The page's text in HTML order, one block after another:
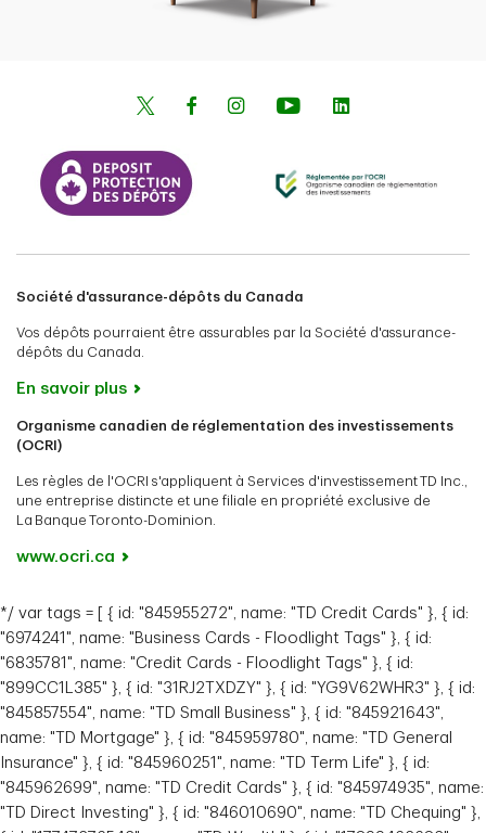
Société d'assurance-dépôts du Canada
Vos dépôts pourraient être assurables par la Société d'assurance-
dépôts du Canada.
En savoir plus
Organisme canadien de réglementation des investissements
(OCRI)
Les règles de l'OCRI s'appliquent à Services d'investissement TD Inc.,
une entreprise distincte et une filiale en propriété exclusive de
La Banque Toronto-Dominion.
www.ocri.ca
*/ var tags = [ { id: "845955272", name: "TD Credit Cards" }, { id:
"6974241", name: "Business Cards - Floodlight Tags" }, { id:
"6835781", name: "Credit Cards - Floodlight Tags" }, { id:
"899CC1L385" }, { id: "31RJ2TXDZY" }, { id: "YG9V62WHR3" }, { id:
"845857554", name: "TD Small Business" }, { id: "845921643",
name: "TD Mortgage" }, { id: "845959780", name: "TD General
Insurance" }, { id: "845960251", name: "TD Term Life" }, { id:
"845962699", name: "TD Credit Cards" }, { id: "845974935", name:
"TD Direct Investing" }, { id: "846010690", name: "TD Chequing" },